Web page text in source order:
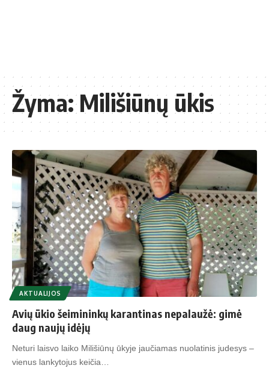
Žyma:Milišiūnų ūkis
AKTUALIJOS
Avių ūkio šei­mi­nin­kų karantinas nepalaužė: gimė
daug naujų idėjų
Neturi laisvo laiko Milišiūnų ūkyje jaučiamas nuolatinis judesys –
vienus lankytojus keičia…